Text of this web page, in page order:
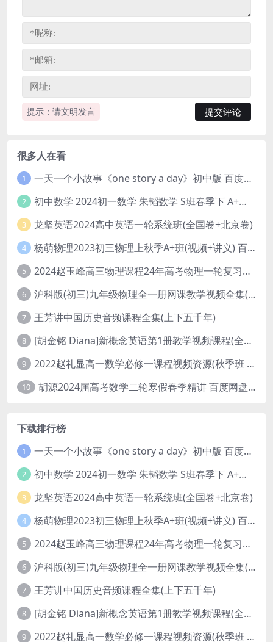
提示：请文明发言
很多人在看
1 一天一个小故事《one story a day》初中版 百度网盘分享下载
2 初中数学 2024初一数学 朱韬数学 S班春季下 A+班春季下 百度云网盘
3 龙坚英语2024高中英语一轮系统班(全国卷+北京卷)
4 杨萌物理2023初三物理上秋季A+班(视频+讲义) 百度网盘分享
5 2024赵玉峰高三物理课程24年高考物理一轮复习网课教程
6 沪科版(初三)九年级物理全一册网课教学视频全集(录播版 杜春雨 66讲)
7 王芳讲中国历史音频课程全集(上下五千年)
8 [胡金铭 Diana]新概念英语第1册教学视频课程(全集 百度网盘下载)
9 2022赵礼显高一数学必修一课程视频资源(秋季班 含讲义)百度网盘云
10 胡源2024届高考数学二轮寒假春季精讲 百度网盘分享
下载排行榜
1 一天一个小故事《one story a day》初中版 百度网盘分享下载
2 初中数学 2024初一数学 朱韬数学 S班春季下 A+班春季下 百度云网盘
3 龙坚英语2024高中英语一轮系统班(全国卷+北京卷)
4 杨萌物理2023初三物理上秋季A+班(视频+讲义) 百度网盘分享
5 2024赵玉峰高三物理课程24年高考物理一轮复习网课教程
6 沪科版(初三)九年级物理全一册网课教学视频全集(录播版 杜春雨 66讲)
7 王芳讲中国历史音频课程全集(上下五千年)
8 [胡金铭 Diana]新概念英语第1册教学视频课程(全集 百度网盘下载)
9 2022赵礼显高一数学必修一课程视频资源(秋季班 含讲义)百度网盘云